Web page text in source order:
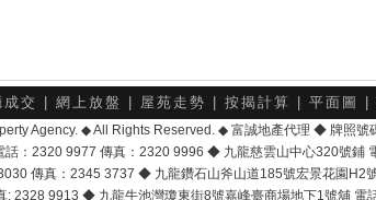
成交 網上放盤 屋苑走勢 按揭計算 平面圖
Agency. ◆ All Rights Reserved. ◆ 富誠地產代理 ◆ 牌照號
話：2320 9977 傳真：2320 9996 ◆ 九龍慈雲山中心320號鋪
傳真：2345 3737 ◆ 九龍鑽石山斧山道185號宏景花園H2
2328 9913 ◆ 九龍牛池灣瓊東街8號嘉峰臺商場地下1號舖